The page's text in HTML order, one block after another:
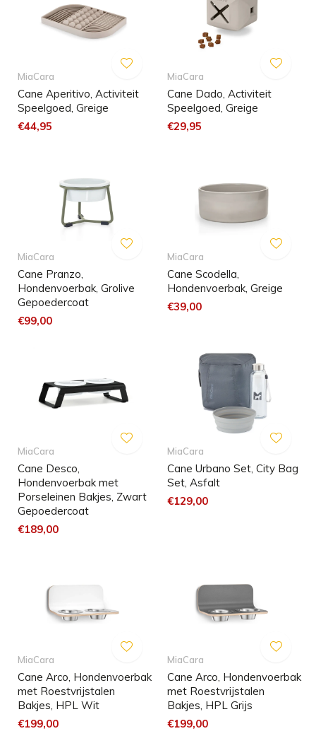
MiaCara
Cane Aperitivo, Activiteit
Speelgoed, Greige
€44,95
MiaCara
Cane Dado, Activiteit
Speelgoed, Greige
€29,95
MiaCara
Cane Pranzo,
Hondenvoerbak, Grolive
Gepoedercoat
€99,00
MiaCara
Cane Scodella,
Hondenvoerbak, Greige
€39,00
MiaCara
Cane Desco,
Hondenvoerbak met
Porseleinen Bakjes, Zwart
Gepoedercoat
€189,00
MiaCara
Cane Urbano Set, City Bag
Set, Asfalt
€129,00
MiaCara
Cane Arco, Hondenvoerbak
met Roestvrijstalen
Bakjes, HPL Wit
€199,00
MiaCara
Cane Arco, Hondenvoerbak
met Roestvrijstalen
Bakjes, HPL Grijs
€199,00